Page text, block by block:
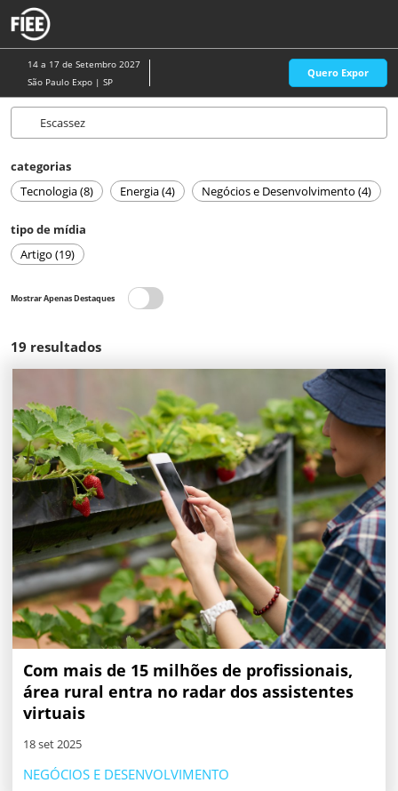
Pular
para
o
conteúdo
14 a 17 de Setembro 2027
São Paulo Expo | SP
Quero Expor
categorias
Tecnologia (8)
Energia (4) Negócios e Desenvolvimento (4)
tipo de mídia
Artigo (19)
Mostrar Apenas Destaques
19 resultados
Com mais de 15 milhões de profissionais,
área rural entra no radar dos assistentes
virtuais
18 set 2025
NEGÓCIOS E DESENVOLVIMENTO